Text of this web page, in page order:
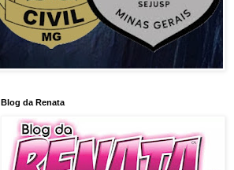
Blog da Renata